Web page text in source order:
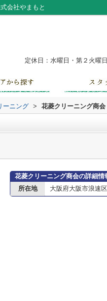
会社やまもと
定休日：水曜日・第２火曜
ーニング > 花菱クリーニング商会
花菱クリーニング商会の詳細情
所在地
大阪府大阪市浪速